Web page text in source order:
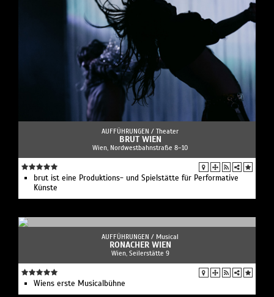
AUFFÜHRUNGEN / Theater
BRUT WIEN
Wien, Nordwestbahnstraße 8–10
brut ist eine Produktions- und Spielstätte für Performative
Künste
AUFFÜHRUNGEN / Musical
RONACHER WIEN
Wien, Seilerstätte 9
Wiens erste Musicalbühne